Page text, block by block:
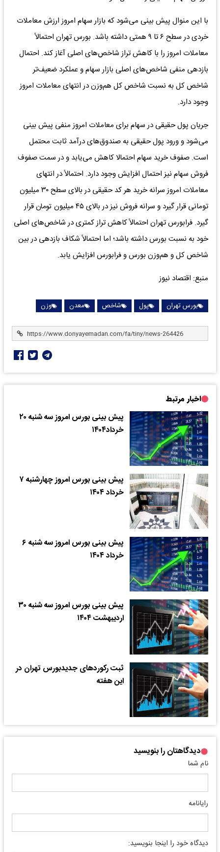
با این منوال پیش بینی می‌شود که بازار سهام امروز ارزش معاملات
خردی در سطح ۶ تا ۹ همتی داشته باشد. بورس تهران احتمالاً
معاملات امروز را با کاهش تراز شاخص‌های اصلی آغاز کند. احتمال
بازدهی منفی شاخص‌های اصلی بازار سهام و عملکرد ضعیف‌تر
شاخص کل به نسبت شاخص کل هم‌وزن در انتهای معاملات امروز
وجود دارد.
جریان پول حقیقی در سهام برای معاملات امروز منفی پیش بینی
می‌شود و ورود پول حقیقی به صندوق‌های درآمد ثابت محتمل
است. صفوف خرید سهام احتمالا کاهش می‌یابد و در سمت صفوف
فروش سهام نیز احتمال افزایش وجود دارد. احتمالاً در انتهای
معاملات امروز سرانه خرید هر کد حقیقی در بالای سطح ۳۰ میلیون
تومانی قرار گیرد و سرانه فروش نیز در بالای ۴۵ میلیون تومان قرار
گیرد. فرابورس تهران احتمالاً کاهش تراز کمتری در شاخص‌های اصلی
خود به نسبت بورس داشته باشد؛ اما احتمالاً شکاف بازدهی در بین
شاخص کل و هم‌وزن بورس و فرابورس افزایش یابد.
منبع: اقتصاد نیوز
بورس تهران پول شاخص معدن وزن
اخبار مرتبط
پیش بینی بورس امروز سه شنبه ۲۰
خرداد۱۴۰۴
پیش بینی بورس امروز چهارشنبه ۷
خرداد ۱۴۰۴
​پیش بینی بورس امروز سه شنبه ۶
خرداد ۱۴۰۴
پیش بینی بورس امروز سه شنبه ۳۰
اردیبهشت ۱۴۰۴
ثبت رکورد‌های جدیدبورس تهران در
این هفته
دیدگاهتان را بنویسید
نام شما
رایانامه
دیدگاه خود را اینجا بنویسید: